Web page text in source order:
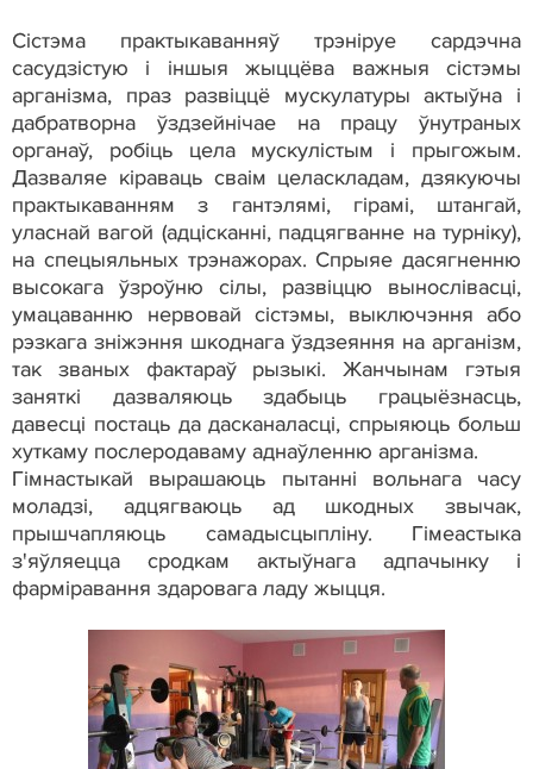
Сістэма практыкаванняў трэніруе сардэчна
сасудзістую і іншыя жыццёва важныя сістэмы
арганізма, праз развіццё мускулатуры актыўна і
дабратворна ўздзейнічае на працу ўнутраных
органаў, робіць цела мускулістым і прыгожым.
Дазваляе кіраваць сваім целаскладам, дзякуючы
практыкаванням з гантэлямі, гірамі, штангай,
уласнай вагой (адцісканні, падцягванне на турніку),
на спецыяльных трэнажорах. Спрыяе дасягненню
высокага ўзроўню сілы, развіццю вынослівасці,
умацаванню нервовай сістэмы, выключэння або
рэзкага зніжэння шкоднага ўздзеяння на арганізм,
так званых фактараў рызыкі. Жанчынам гэтыя
заняткі дазваляюць здабыць грацыёзнасць,
давесці постаць да дасканаласці, спрыяюць больш
хуткаму послеродаваму аднаўленню арганізма.
Гімнастыкай вырашаюць пытанні вольнага часу
моладзі, адцягваюць ад шкодных звычак,
прышчапляюць самадысцыпліну. Гімеастыка
з'яўляецца сродкам актыўнага адпачынку і
фарміравання здаровага ладу жыцця.